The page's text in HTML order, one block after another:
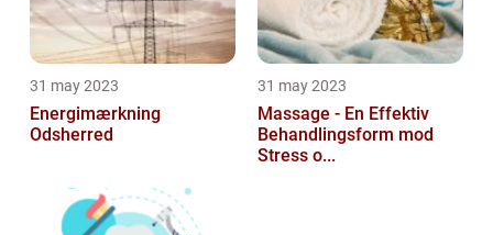
31 may 2023
Energimærkning
Odsherred
31 may 2023
Massage - En Effektiv
Behandlingsform mod
Stress o...